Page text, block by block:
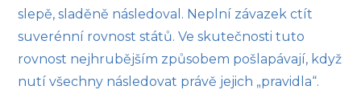
slepě, sladěně následoval. Neplní závazek ctít
suverénní rovnost států. Ve skutečnosti tuto
rovnost nejhrubějším způsobem pošlapávají, když
nutí všechny následovat právě jejich „pravidla“.